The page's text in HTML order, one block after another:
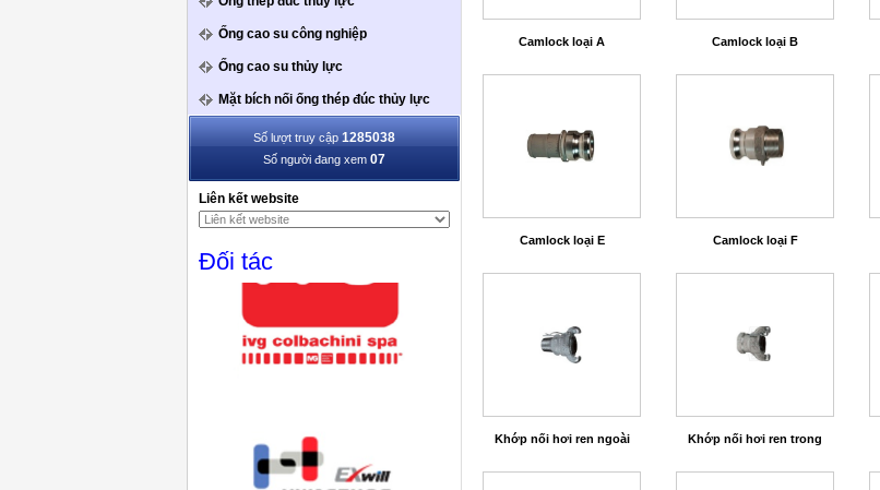
Ống cao su công nghiệp
Ống cao su thủy lực
Mặt bích nối ống thép đúc thủy lực
Số lượt truy cập 1285038
Số người đang xem 07
Liên kết website
Đối tác
Camlock loại A Camlock loại B
Camlock loại E Camlock loại F
Khớp nối hơi ren ngoài Khớp nối hơi ren trong